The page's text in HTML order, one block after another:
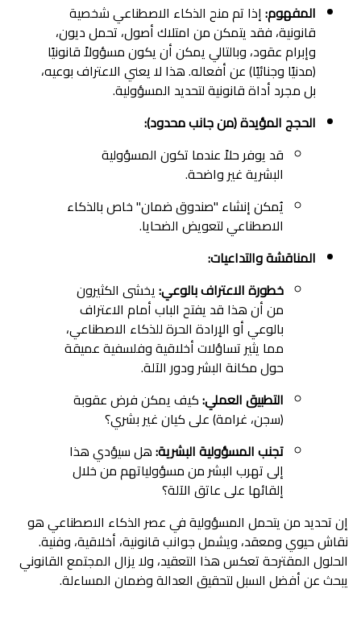
المفهوم:إذا تم منح الذكاء الاصطناعي شخصية
قانونية، فقد يتمكن من امتلاك أصول، تحمل ديون،
وإبرام عقود، وبالتالي يمكن أن يكون مسؤولاً قانونيًا
(مدنيًا وجنائيًا) عن أفعاله. هذا لا يعني الاعتراف بوعيه،
بل مجرد أداة قانونية لتحديد المسؤولية.
الحجج المؤيدة (من جانب محدود):
قد يوفر حلاً عندما تكون المسؤولية
البشرية غير واضحة.
يُمكن إنشاء "صندوق ضمان" خاص بالذكاء
الاصطناعي لتعويض الضحايا.
المناقشة والتداعيات:
خطورة الاعتراف بالوعي:يخشى الكثيرون
من أن هذا قد يفتح الباب أمام الاعتراف
بالوعي أو الإرادة الحرة للذكاء الاصطناعي،
مما يثير تساؤلات أخلاقية وفلسفية عميقة
حول مكانة البشر ودور الآلة.
التطبيق العملي:كيف يمكن فرض عقوبة
(سجن، غرامة) على كيان غير بشري؟
تجنب المسؤولية البشرية:هل سيؤدي هذا
إلى تهرب البشر من مسؤولياتهم من خلال
إلقائها على عاتق الآلة؟
إن تحديد من يتحمل المسؤولية في عصر الذكاء الاصطناعي هو
نقاش حيوي ومعقد، ويشمل جوانب قانونية، أخلاقية، وفنية.
الحلول المقترحة تعكس هذا التعقيد، ولا يزال المجتمع القانوني
يبحث عن أفضل السبل لتحقيق العدالة وضمان المساءلة.